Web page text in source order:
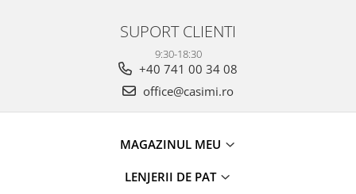
SUPORT CLIENTI
9:30-18:30
+40 741 00 34 08
office@casimi.ro
MAGAZINUL MEU
LENJERII DE PAT